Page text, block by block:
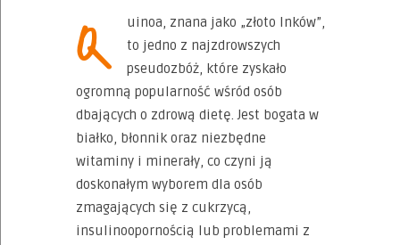
Q
uinoa, znana jako „złoto Inków”,
to jedno z najzdrowszych
pseudozbóż, które zyskało
ogromną popularność wśród osób
dbających o zdrową dietę. Jest bogata w
białko, błonnik oraz niezbędne
witaminy i minerały, co czyni ją
doskonałym wyborem dla osób
zmagających się z cukrzycą,
insulinoopornością lub problemami z